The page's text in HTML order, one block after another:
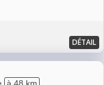
DÉTAIL